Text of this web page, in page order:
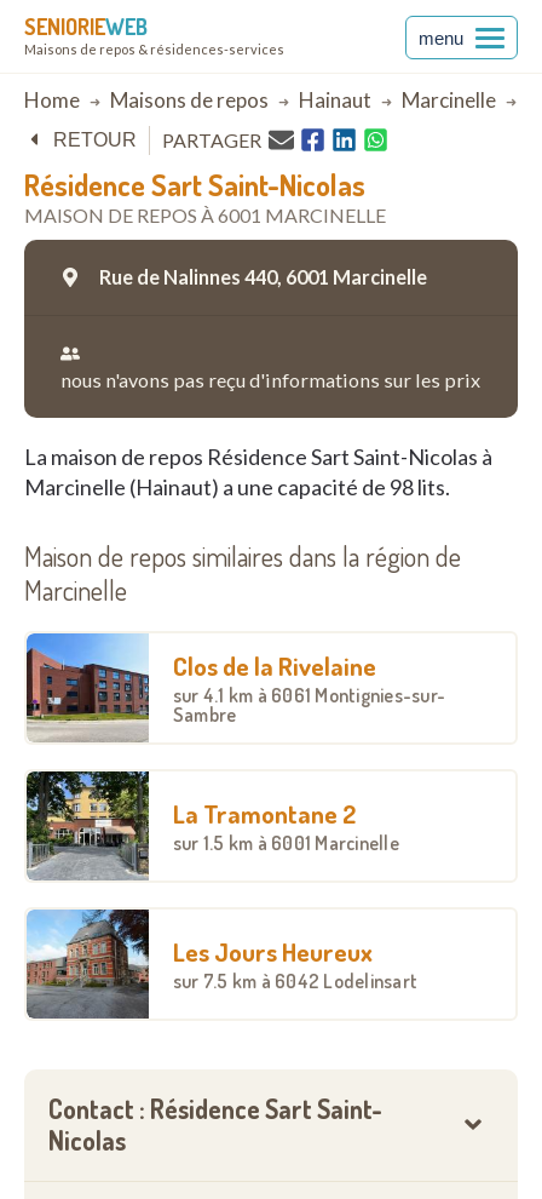
SENIORIEWEB
Maisons de repos & résidences-services
menu
Breadcrumb
Home Maisons de repos Hainaut Marcinelle
Résidence Sart Saint-Nicolas
MAISON DE REPOS À 6001 MARCINELLE
RETOUR PARTAGER
Rue de Nalinnes 440, 6001 Marcinelle
nous n'avons pas reçu d'informations sur les prix
La maison de repos Résidence Sart Saint-Nicolas à
Marcinelle (Hainaut) a une capacité de 98 lits.
Maison de repos similaires dans la région de
Marcinelle
Clos de la Rivelaine
sur 4.1 km à 6061 Montignies-sur-
Sambre
La Tramontane 2
sur 1.5 km à 6001 Marcinelle
Les Jours Heureux
sur 7.5 km à 6042 Lodelinsart
Contact : Résidence Sart Saint-
Nicolas